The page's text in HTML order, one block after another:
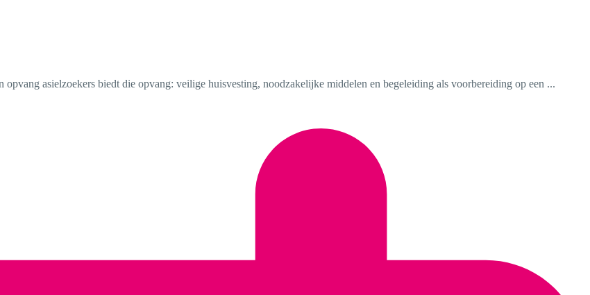
asielzoekers biedt die opvang: veilige huisvesting, noodzakelijke middelen en begeleiding als voorbereiding op een ...